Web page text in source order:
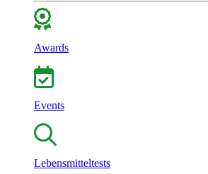
Awards
Events
Lebensmitteltests